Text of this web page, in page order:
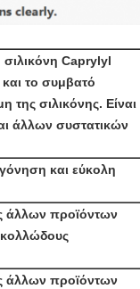
Caprylyl
το συμβατό
σιλικόνης. Είναι
άλλων συστατικών
και εύκολη
άλλων προϊόντων
κολλώδους
άλλων προϊόντων